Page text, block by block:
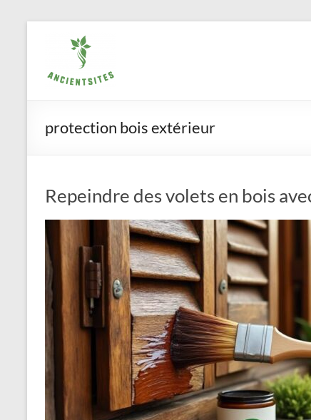
ancientsites.eu
protection bois extérieur
Repeindre des volets en bois